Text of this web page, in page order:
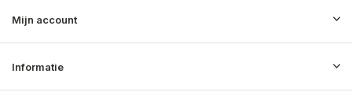
Mijn account
Informatie